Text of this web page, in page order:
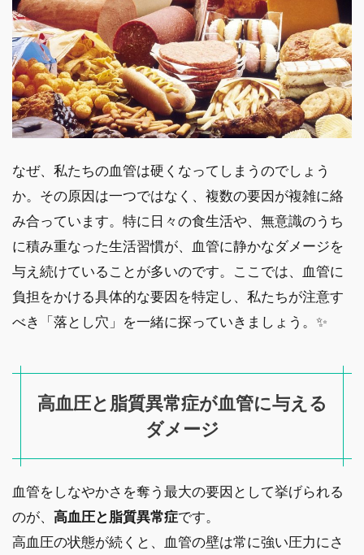
なぜ、私たちの血管は硬くなってしまうのでしょう
か。その原因は一つではなく、複数の要因が複雑に絡
み合っています。特に日々の食生活や、無意識のうち
に積み重なった生活習慣が、血管に静かなダメージを
与え続けていることが多いのです。ここでは、血管に
負担をかける具体的な要因を特定し、私たちが注意す
べき「落とし穴」を一緒に探っていきましょう。✨
高血圧と脂質異常症が血管に与える
ダメージ
血管をしなやかさを奪う最大の要因として挙げられる
のが、 高血圧と脂質異常症です。
高血圧の状態が続くと、血管の壁は常に強い圧力にさ